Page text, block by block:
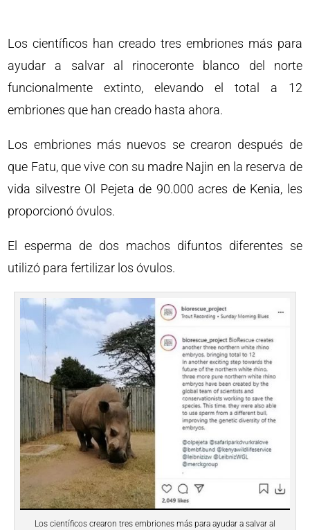
Los científicos han creado tres embriones más para
ayudar a salvar al rinoceronte blanco del norte
funcionalmente extinto, elevando el total a 12
embriones que han creado hasta ahora.
Los embriones más nuevos se crearon después de
que Fatu, que vive con su madre Najin en la reserva de
vida silvestre Ol Pejeta de 90.000 acres de Kenia, les
proporcionó óvulos.
El esperma de dos machos difuntos diferentes se
utilizó para fertilizar los óvulos.
Los científicos crearon tres embriones más para ayudar a salvar al